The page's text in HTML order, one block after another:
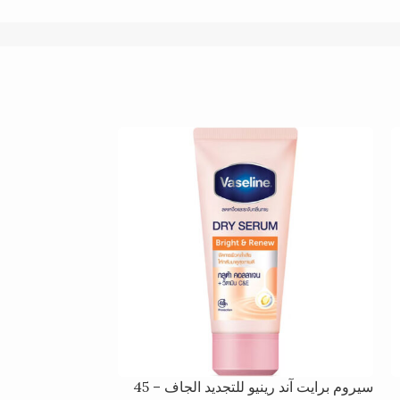
سيروم برايت آند رينيو للتجديد الجاف – 45